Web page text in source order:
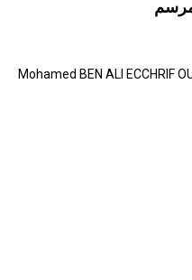
Mohamed BEN ALI ECCHRIF